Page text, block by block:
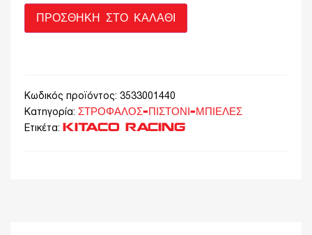
ΠΡΟΣΘΉΚΗ ΣΤΟ ΚΑΛΆΘΙ
Κωδικός προϊόντος: 3533001440
Κατηγορία: ΣΤΡΟΦΑΛΟΣ-ΠΙΣΤΟΝΙ-ΜΠΙΕΛΕΣ
Ετικέτα: KITACO RACING